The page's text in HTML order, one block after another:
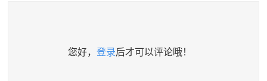
您好， 登录后才可以评论哦！